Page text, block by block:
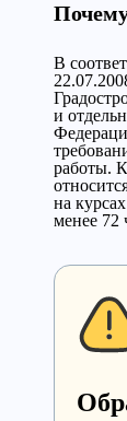
В
и
работы.
на
менее 72